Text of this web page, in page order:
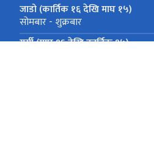
जाडो (कार्तिक १६ देखि माघ १५)
सोमबार - शुक्रबार
गर्मी (माघ १६ देखि कार्तिक १५)